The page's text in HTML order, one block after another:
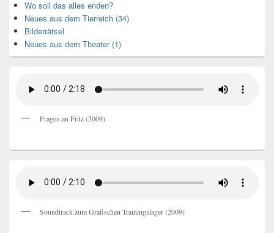
Wo soll das alles enden?
Neues aus dem Tierreich (34)
Bilderrätsel
Neues aus dem Theater (1)
Fragen an Fritz (2009)
Soundtrack zum Grafischen Trainingslager (2009)